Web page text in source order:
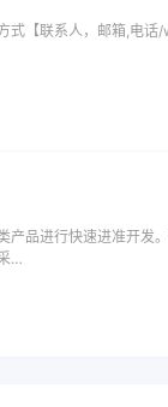
式【联系人，邮箱,电
产品进行快速进准开发
…